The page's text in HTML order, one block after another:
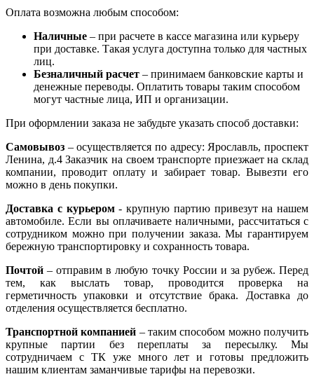
Оплата возможна любым способом:
Наличные – при расчете в кассе магазина или курьеру
при доставке. Такая услуга доступна только для частных
лиц.
Безналичный расчет – принимаем банковские карты и
денежные переводы. Оплатить товары таким способом
могут частные лица, ИП и организации.
При оформлении заказа не забудьте указать способ доставки:
Самовывоз – осуществляется по адресу: Ярославль, проспект
Ленина, д.4 Заказчик на своем транспорте приезжает на склад
компании, проводит оплату и забирает товар. Вывезти его
можно в день покупки.
Доставка с курьером- крупную партию привезут на нашем
автомобиле. Если вы оплачиваете наличными, рассчитаться с
сотрудником можно при получении заказа. Мы гарантируем
бережную транспортировку и сохранность товара.
Почтой – отправим в любую точку России и за рубеж. Перед
тем, как выслать товар, проводится проверка на
герметичность упаковки и отсутствие брака. Доставка до
отделения осуществляется бесплатно.
Транспортной компанией – таким способом можно получить
крупные партии без переплаты за пересылку. Мы
сотрудничаем с ТК уже много лет и готовы предложить
нашим клиентам заманчивые тарифы на перевозки.